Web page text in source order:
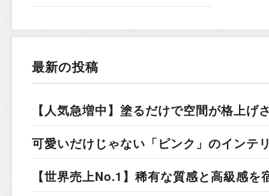
最新の投稿
【人気急増中】塗るだけで空間が格上げ
可愛いだけじゃない「ピンク」のインテ
【世界売上No.1】稀有な質感と高級感を